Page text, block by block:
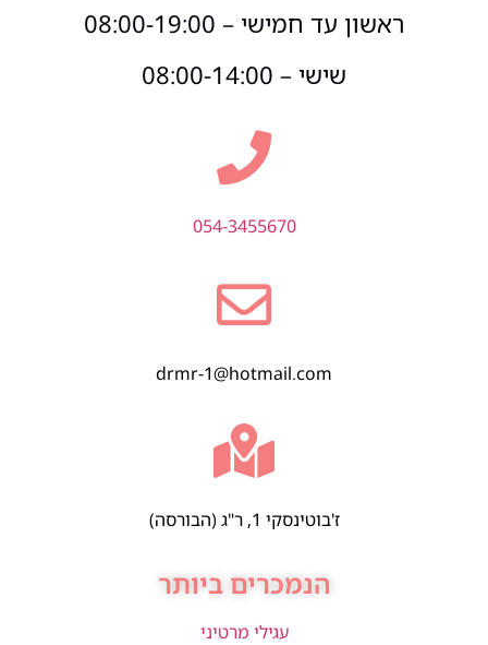
ראשון עד חמישי – 08:00-19:00
שישי – 08:00-14:00
054-3455670
drmr-1@hotmail.com
ז'בוטינסקי 1, ר"ג (הבורסה)
הנמכרים ביותר
עגילי מרטיני